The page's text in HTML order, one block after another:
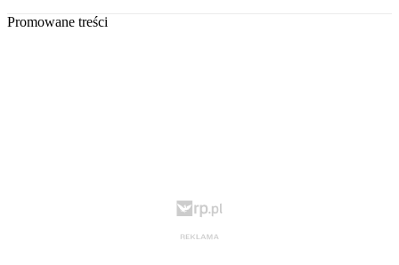
Promowane treści